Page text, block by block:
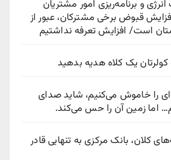
و برنامه‌ریزی امور مشتریان
قبوض برخی مشترکان، عبور از
است/ افزایش تعرفه نداشتیم
کولرتان یک کلاه هدیه بدهید
را خاموش می‌کنیم، شاید صدای
اما زمین آن را حس می‌کند.
کلان، بانک مرکزی به تنهایی قادر